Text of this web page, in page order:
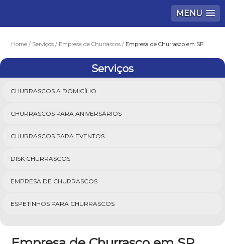
MENU
Home Serviços Empresa de Churrascos Empresa de Churrasco em SP
Serviços
CHURRASCOS A DOMICÍLIO
CHURRASCOS PARA ANIVERSÁRIOS
CHURRASCOS PARA EVENTOS
DISK CHURRASCOS
EMPRESA DE CHURRASCOS
ESPETINHOS PARA CHURRASCOS